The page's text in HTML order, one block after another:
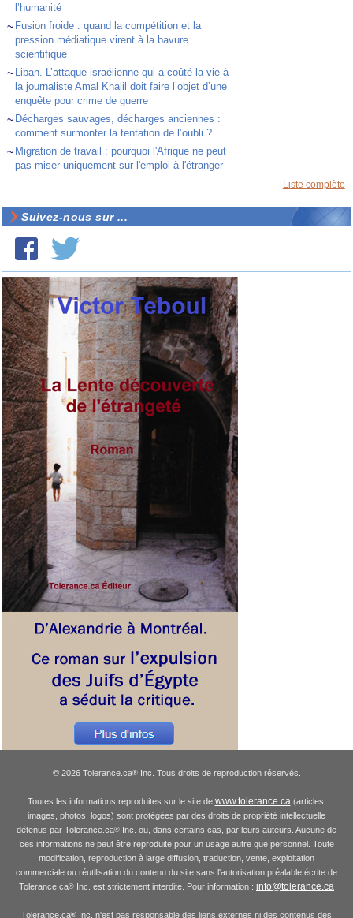
l’humanité
~ Fusion froide : quand la compétition et la
pression médiatique virent à la bavure
scientifique
~ Liban. L’attaque israélienne qui a coûté la vie à
la journaliste Amal Khalil doit faire l’objet d’une
enquête pour crime de guerre
~ Décharges sauvages, décharges anciennes :
comment surmonter la tentation de l’oubli ?
~ Migration de travail : pourquoi l'Afrique ne peut
pas miser uniquement sur l'emploi à l'étranger
Liste complète
Suivez-nous sur ...
© 2026 Tolerance.ca®Inc. Tous droits de reproduction réservés.
Toutes les informations reproduites sur le site de www.tolerance.ca (articles,
images, photos, logos) sont protégées par des droits de propriété intellectuelle
détenus par Tolerance.ca® Inc. ou, dans certains cas, par leurs auteurs. Aucune de
ces informations ne peut être reproduite pour un usage autre que personnel. Toute
modification, reproduction à large diffusion, traduction, vente, exploitation
commerciale ou réutilisation du contenu du site sans l'autorisation préalable écrite de
Tolerance.ca® Inc. est strictement interdite. Pour information : info@tolerance.ca
Tolerance.ca® Inc. n'est pas responsable des liens externes ni des contenus des